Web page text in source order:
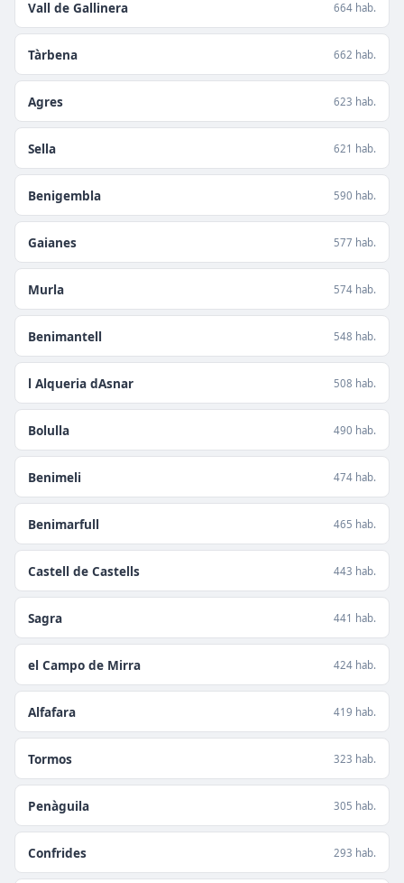
Vall de Gallinera 664 hab.
Tàrbena 662 hab.
Agres 623 hab.
Sella 621 hab.
Benigembla 590 hab.
Gaianes 577 hab.
Murla 574 hab.
Benimantell 548 hab.
l Alqueria dAsnar 508 hab.
Bolulla 490 hab.
Benimeli 474 hab.
Benimarfull 465 hab.
Castell de Castells 443 hab.
Sagra 441 hab.
el Campo de Mirra 424 hab.
Alfafara 419 hab.
Tormos 323 hab.
Penàguila 305 hab.
Confrides 293 hab.